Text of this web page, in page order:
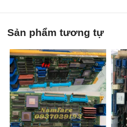
Sản phẩm tương tự